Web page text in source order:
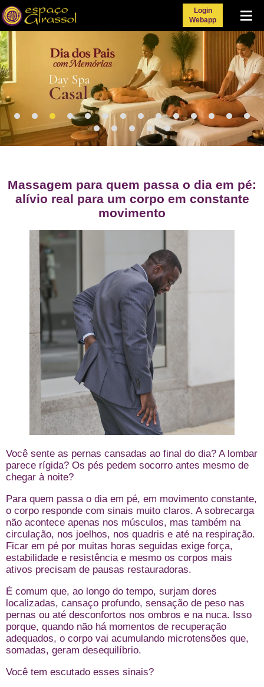
Login
Webapp
Menu
Massagem para quem passa o dia em pé:
alívio real para um corpo em constante
movimento
Você sente as pernas cansadas ao final do dia? A lombar
parece rígida? Os pés pedem socorro antes mesmo de
chegar à noite?
Para quem passa o dia em pé, em movimento constante,
o corpo responde com sinais muito claros. A sobrecarga
não acontece apenas nos músculos, mas também na
circulação, nos joelhos, nos quadris e até na respiração.
Ficar em pé por muitas horas seguidas exige força,
estabilidade e resistência e mesmo os corpos mais
ativos precisam de pausas restauradoras.
É comum que, ao longo do tempo, surjam dores
localizadas, cansaço profundo, sensação de peso nas
pernas ou até desconfortos nos ombros e na nuca. Isso
porque, quando não há momentos de recuperação
adequados, o corpo vai acumulando microtensões que,
somadas, geram desequilíbrio.
Você tem escutado esses sinais?